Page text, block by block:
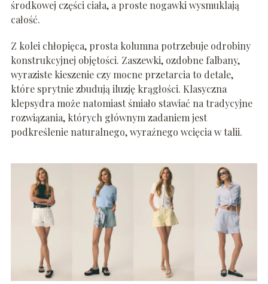
środkowej części ciała, a proste nogawki wysmuklają
całość.
Z kolei chłopięca, prosta kolumna potrzebuje odrobiny
konstrukcyjnej objętości. Zaszewki, ozdobne falbany,
wyraziste kieszenie czy mocne przetarcia to detale,
które sprytnie zbudują iluzję krągłości. Klasyczna
klepsydra może natomiast śmiało stawiać na tradycyjne
rozwiązania, których głównym zadaniem jest
podkreślenie naturalnego, wyraźnego wcięcia w talii.